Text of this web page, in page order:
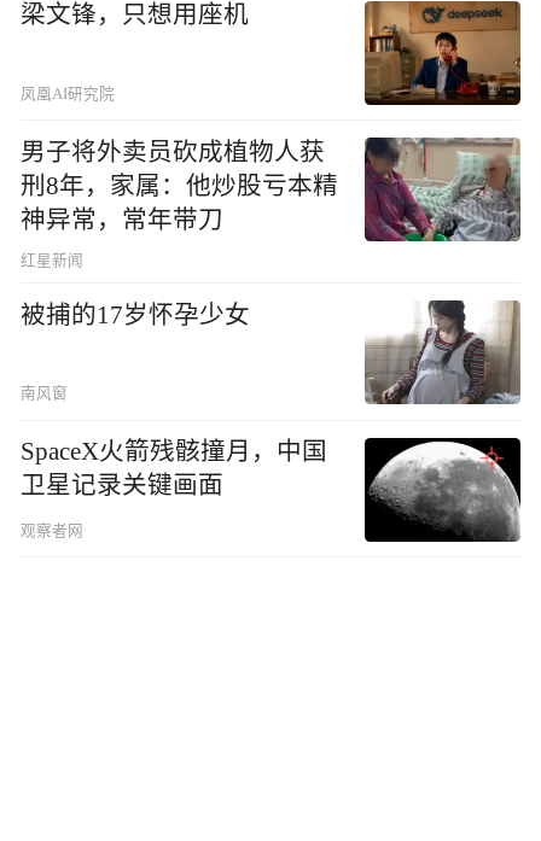
梁文锋，只想用座机
凤凰AI研究院
男子将外卖员砍成植物人获
刑8年，家属：他炒股亏本精
神异常，常年带刀
红星新闻
被捕的17岁怀孕少女
南风窗
SpaceX火箭残骸撞月，中国
卫星记录关键画面
观察者网